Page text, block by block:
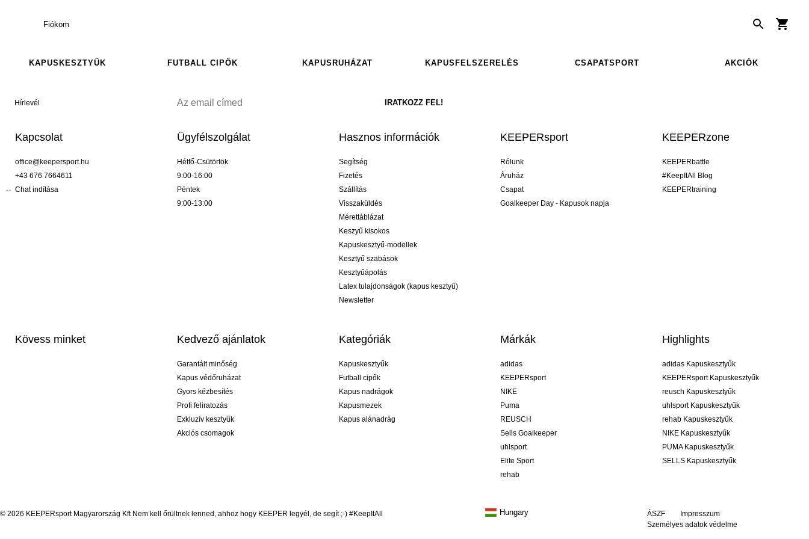
Fiókom
KAPUSKESZTYŰK FUTBALL CIPŐK KAPUSRUHÁZAT KAPUSFELSZERELÉS CSAPATSPORT AKCIÓK
Hírlevél
Kapcsolat
office@keepersport.hu
+43 676 7664611
Chat indítása
Ügyfélszolgálat
Hétfő-Csütörtök
9:00-16:00
Péntek
9:00-13:00
Hasznos információk
Segítség
Fizetés
Szállítás
Visszaküldés
Mérettáblázat
Keszyű kisokos
Kapuskesztyű-modellek
Kesztyű szabások
Kesztyűápolás
Latex tulajdonságok (kapus kesztyű)
Newsletter
KEEPERsport
Rólunk
Áruház
Csapat
Goalkeeper Day - Kapusok napja
KEEPERzone
KEEPERbattle
#KeepItAll Blog
KEEPERtraining
Kövess minket Kedvező ajánlatok
Garantált minőség
Kapus védőruházat
Gyors kézbesítés
Profi feliratozás
Exkluzív kesztyűk
Akciós csomagok
Kategóriák
Kapuskesztyűk
Futball cipők
Kapus nadrágok
Kapusmezek
Kapus alánadrág
Márkák
adidas
KEEPERsport
NIKE
Puma
REUSCH
Sells Goalkeeper
uhlsport
Elite Sport
rehab
Highlights
adidas Kapuskesztyűk
KEEPERsport Kapuskesztyűk
reusch Kapuskesztyűk
uhlsport Kapuskesztyűk
rehab Kapuskesztyűk
NIKE Kapuskesztyűk
PUMA Kapuskesztyűk
SELLS Kapuskesztyűk
© 2026 KEEPERsport Magyarország Kft Nem kell őrültnek lenned, ahhoz hogy KEEPER legyél, de segít ;-) #KeepItAll ÁSZF
Impresszum
Személyes adatok védelme
Hungary